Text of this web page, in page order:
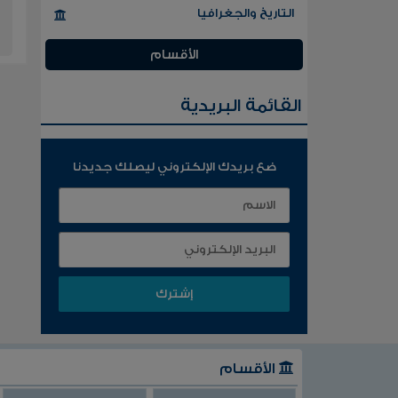
التاريخ والجغرافيا
الأقسام
القائمة البريدية
ضع بريدك الإلكتروني ليصلك جديدنا
الأقسام